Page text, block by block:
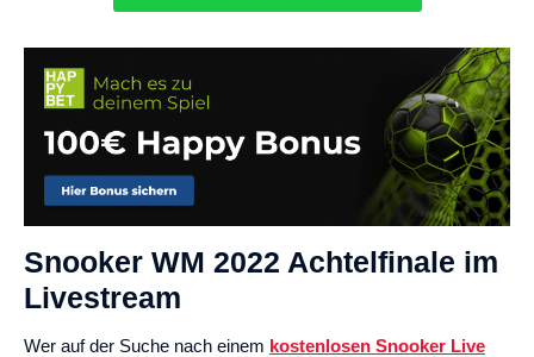
Snooker WM 2022 Achtelfinale im
Livestream
Wer auf der Suche nach einem kostenlosen Snooker Live